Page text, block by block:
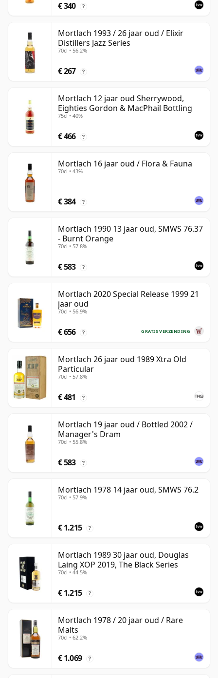
€ 340 ?
Mortlach 1993 / 26 jaar oud / Elixir
Distillers Jazz Series
70cl • 56.2%
€ 267 ?
Mortlach 12 jaar oud Sherrywood,
Eighties Gordon & MacPhail Bottling
75cl • 40%
€ 466 ?
Mortlach 16 jaar oud / Flora & Fauna
70cl • 43%
€ 384 ?
Mortlach 1990 13 jaar oud, SMWS 76.37
- Burnt Orange
70cl • 57.8%
€ 583 ?
Mortlach 2020 Special Release 1999 21
jaar oud
70cl • 56.9%
GRATIS VERZENDING
€ 656 ?
Mortlach 26 jaar oud 1989 Xtra Old
Particular
70cl • 57.8%
€ 481 ?
Mortlach 19 jaar oud / Bottled 2002 /
Manager's Dram
70cl • 55.8%
€ 583 ?
Mortlach 1978 14 jaar oud, SMWS 76.2
70cl • 57.9%
€ 1.215 ?
Mortlach 1989 30 jaar oud, Douglas
Laing XOP 2019, The Black Series
70cl • 44.5%
€ 1.215 ?
Mortlach 1978 / 20 jaar oud / Rare
Malts
70cl • 62.2%
€ 1.069 ?